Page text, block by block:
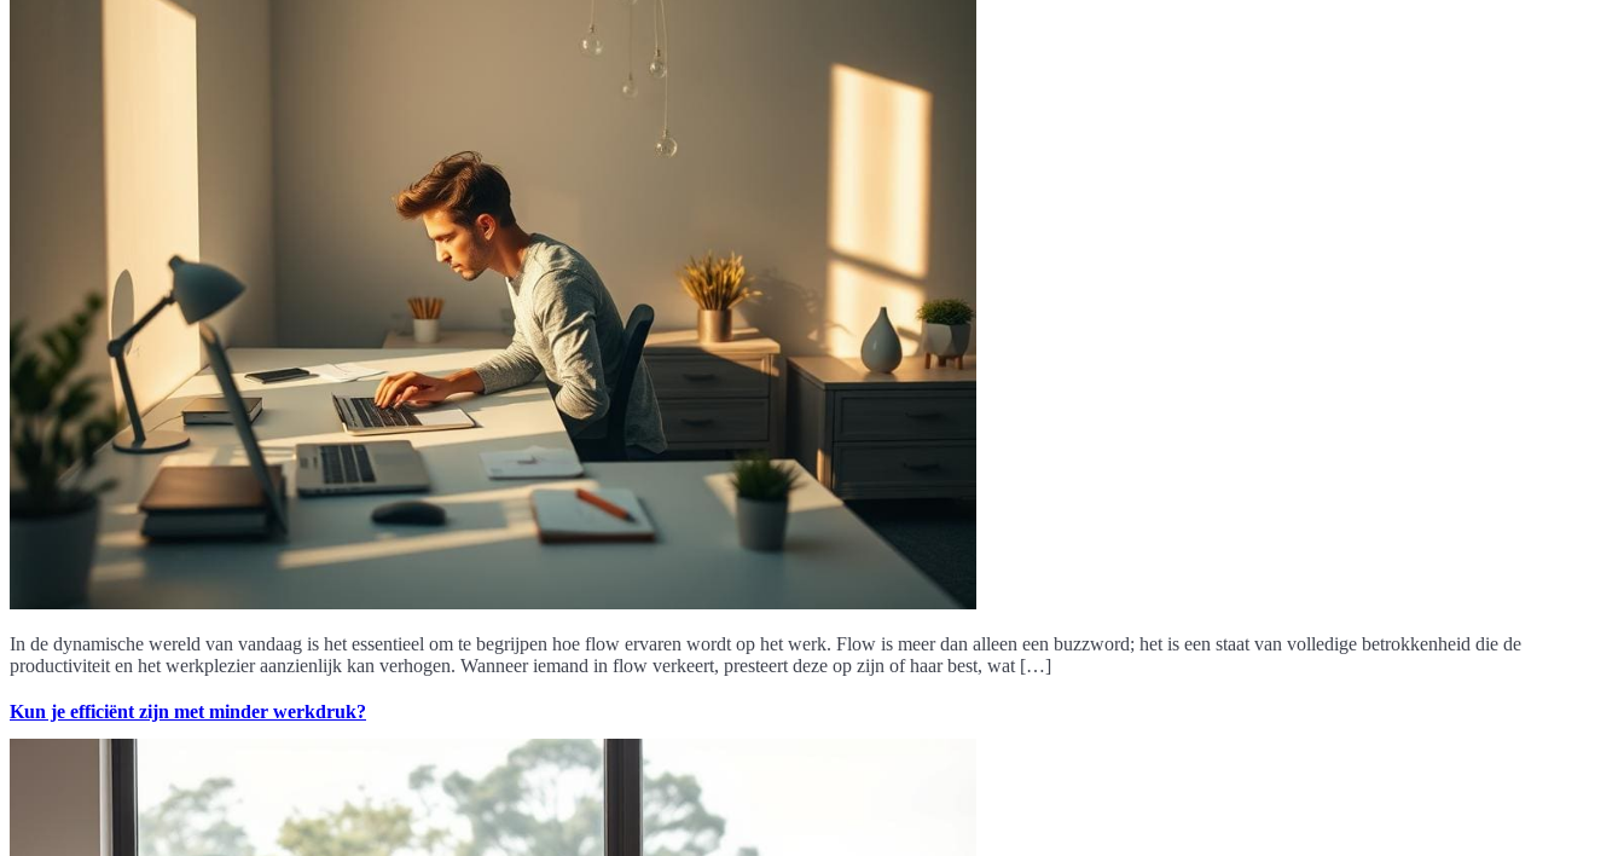
In de dynamische wereld van vandaag is het essentieel om te begrijpen hoe flow ervaren wordt op het werk. Flow is meer dan alleen een buzzword; het is een staat van volledige betrokkenheid die de
productiviteit en het werkplezier aanzienlijk kan verhogen. Wanneer iemand in flow verkeert, presteert deze op zijn of haar best, wat […]
Kun je efficiënt zijn met minder werkdruk?